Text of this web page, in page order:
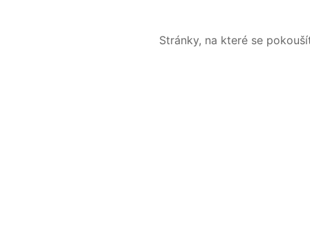
Stránky, na které se